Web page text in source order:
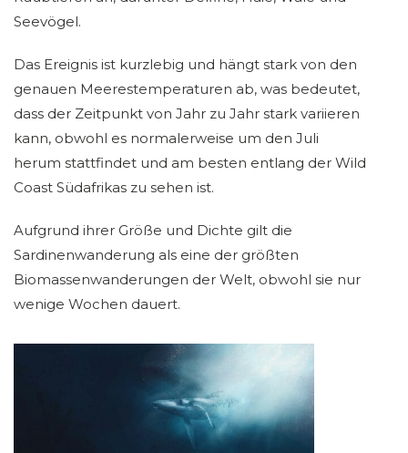
Seevögel.
Das Ereignis ist kurzlebig und hängt stark von den
genauen Meerestemperaturen ab, was bedeutet,
dass der Zeitpunkt von Jahr zu Jahr stark variieren
kann, obwohl es normalerweise um den Juli
herum stattfindet und am besten entlang der Wild
Coast Südafrikas zu sehen ist.
Aufgrund ihrer Größe und Dichte gilt die
Sardinenwanderung als eine der größten
Biomassenwanderungen der Welt, obwohl sie nur
wenige Wochen dauert.